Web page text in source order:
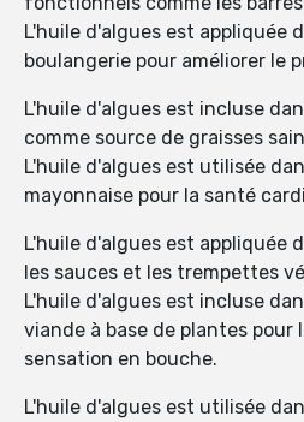
L'huile d'algues est appliquée
boulangerie pour améliorer le
L'huile d'algues est incluse
comme source de graisses
L'huile d'algues est utilisée
mayonnaise pour la santé
L'huile d'algues est appliquée
les sauces et les trempettes
L'huile d'algues est incluse
viande à base de plantes pour
sensation en bouche.
L'huile d'algues est utilisée